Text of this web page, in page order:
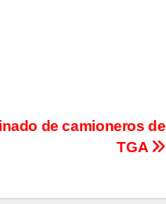
de camioneros de
TGA